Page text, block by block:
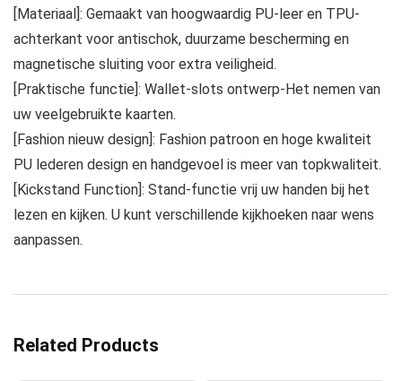
[Materiaal]: Gemaakt van hoogwaardig PU-leer en TPU-
achterkant voor antischok, duurzame bescherming en
magnetische sluiting voor extra veiligheid.
[Praktische functie]: Wallet-slots ontwerp-Het nemen van
uw veelgebruikte kaarten.
[Fashion nieuw design]: Fashion patroon en hoge kwaliteit
PU lederen design en handgevoel is meer van topkwaliteit.
[Kickstand Function]: Stand-functie vrij uw handen bij het
lezen en kijken. U kunt verschillende kijkhoeken naar wens
aanpassen.
Related Products